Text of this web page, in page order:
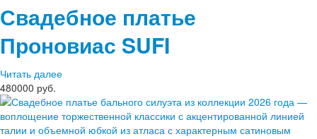
Свадебное платье
Проновиас SUFI
Читать далее
480000 руб.